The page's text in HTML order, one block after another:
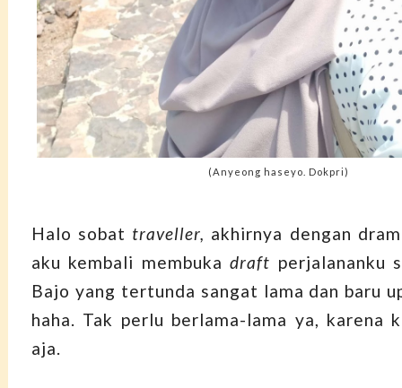
(Anyeong haseyo. Dokpri)
Halo sobat traveller, akhirnya dengan
aku kembali membukadraft perjalananku
Bajo yang tertunda sangat lama dan baru
haha. Tak perlu berlama-lama ya, karena
aja.